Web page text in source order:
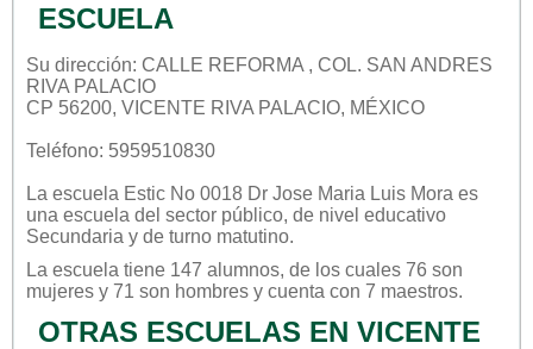
ESCUELA
Su dirección: CALLE REFORMA , COL. SAN ANDRES
RIVA PALACIO
CP 56200, VICENTE RIVA PALACIO, MÉXICO
Teléfono: 5959510830
La escuela Estic No 0018 Dr Jose Maria Luis Mora es
una escuela del sector público, de nivel educativo
Secundaria y de turno matutino.
La escuela tiene 147 alumnos, de los cuales 76 son
mujeres y 71 son hombres y cuenta con 7 maestros.
OTRAS ESCUELAS EN VICENTE